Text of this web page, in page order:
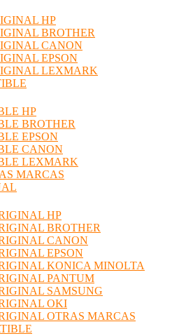
HP
BROTHER
CANON
EPSON
LEXMARK
HP
BROTHER
EPSON
CANON
LEXMARK
MARCAS
HP
BROTHER
CANON
EPSON
KONICA MINOLTA
PANTUM
SAMSUNG
OKI
OTRAS MARCAS